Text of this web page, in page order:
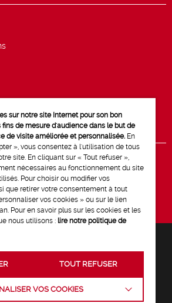
policy
Crédits :La Jungle
sur notre site Internet pour son bon
de mesure d'audience dans le but de
de visite améliorée et personnalisée. En
», vous consentez à l'utilisation de tous
site. En cliquant sur « Tout refuser »,
nécessaires au fonctionnement du site
Pour choisir ou modifier vos
que retirer votre consentement à tout
vos cookies » ou sur le lien
Pour en savoir plus sur les cookies et les
nous utilisons : lire notre politique de
TOUT REFUSER
VOS COOKIES